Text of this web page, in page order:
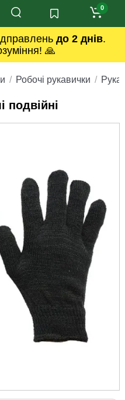
до 2 днів.
🙏
0
Робочі рукавички
подвійні